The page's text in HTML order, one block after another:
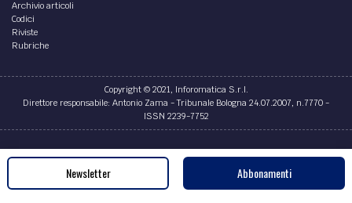
Archivio articoli
Codici
Riviste
Rubriche
Copyright © 2021, Inforomatica S.r.l.
Direttore responsabile: Antonio Zama - Tribunale Bologna 24.07.2007, n.7770 -
ISSN 2239-7752
Credits
Newsletter Abbonamenti